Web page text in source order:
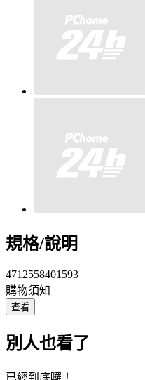
規格/說明
4712558401593
購物須知
查看
別人也看了
已經到底囉！